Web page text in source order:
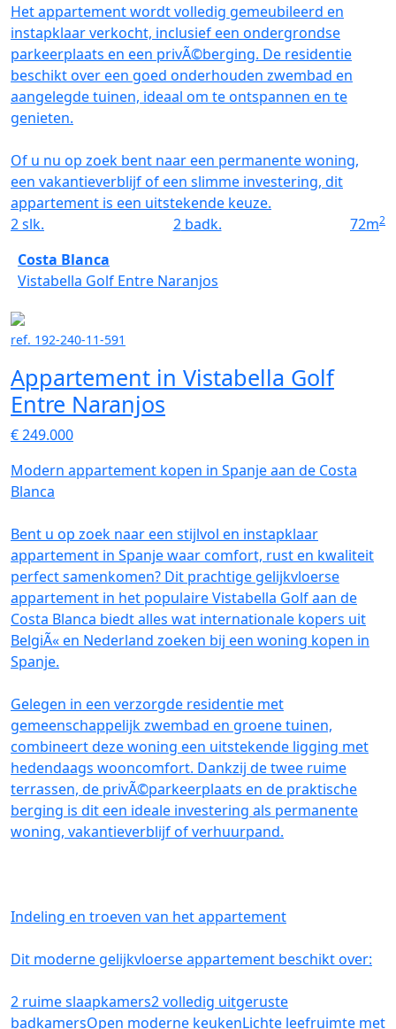
Het appartement wordt volledig gemeubileerd en
instapklaar verkocht, inclusief een ondergrondse
parkeerplaats en een privÃ©berging. De residentie
beschikt over een goed onderhouden zwembad en
aangelegde tuinen, ideaal om te ontspannen en te
genieten.
Of u nu op zoek bent naar een permanente woning,
een vakantieverblijf of een slimme investering, dit
appartement is een uitstekende keuze.
2slk. 2badk. 72m2
Costa Blanca
Vistabella Golf Entre Naranjos
ref. 192-240-11-591
Appartement in Vistabella Golf
Entre Naranjos
€ 249.000
Modern appartement kopen in Spanje aan de Costa
Blanca
Bent u op zoek naar een stijlvol en instapklaar
appartement in Spanje waar comfort, rust en kwaliteit
perfect samenkomen? Dit prachtige gelijkvloerse
appartement in het populaire Vistabella Golf aan de
Costa Blanca biedt alles wat internationale kopers uit
BelgiÃ« en Nederland zoeken bij een woning kopen in
Spanje.
Gelegen in een verzorgde residentie met
gemeenschappelijk zwembad en groene tuinen,
combineert deze woning een uitstekende ligging met
hedendaags wooncomfort. Dankzij de twee ruime
terrassen, de privÃ©parkeerplaats en de praktische
berging is dit een ideale investering als permanente
woning, vakantieverblijf of verhuurpand.
Indeling en troeven van het appartement
Dit moderne gelijkvloerse appartement beschikt over:
2 ruime slaapkamers2 volledig uitgeruste
badkamersOpen moderne keukenLichte leefruimte met